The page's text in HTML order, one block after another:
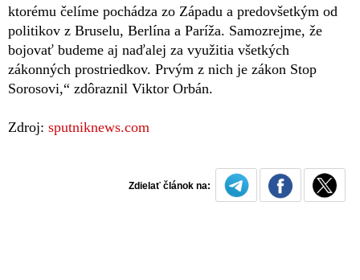
ktorému čelíme pochádza zo Západu a predovšetkým od
politikov z Bruselu, Berlína a Paríža. Samozrejme, že
bojovať budeme aj naďalej za využitia všetkých
zákonných prostriedkov. Prvým z nich je zákon Stop
Sorosovi,“ zdôraznil Viktor Orbán.
Zdroj: sputniknews.com
Zdielať článok na: